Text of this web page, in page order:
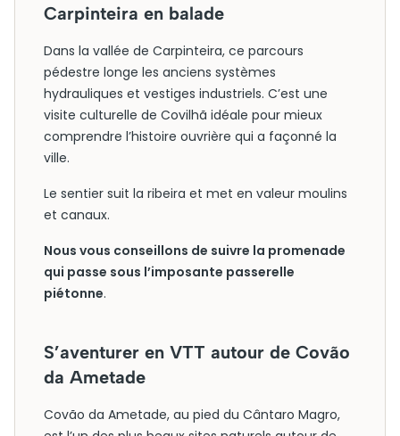
Carpinteira en balade
Dans la vallée de Carpinteira, ce parcours
pédestre longe les anciens systèmes
hydrauliques et vestiges industriels. C’est une
visite culturelle de Covilhã idéale pour mieux
comprendre l’histoire ouvrière qui a façonné la
ville.
Le sentier suit la ribeira et met en valeur moulins
et canaux.
Nous vous conseillons de suivre la promenade
qui passe sous l’imposante passerelle
piétonne.
S’aventurer en VTT autour de Covão
da Ametade
Covão da Ametade, au pied du Cântaro Magro,